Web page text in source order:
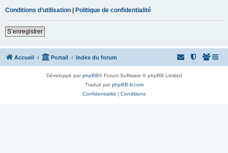
Conditions d’utilisation | Politique de confidentialité
S’enregistrer
Accueil Portail Index du forum
Développé parphpBB® Forum Software © phpBB Limited
Traduit parphpBB-fr.com
Confidentialité | Conditions